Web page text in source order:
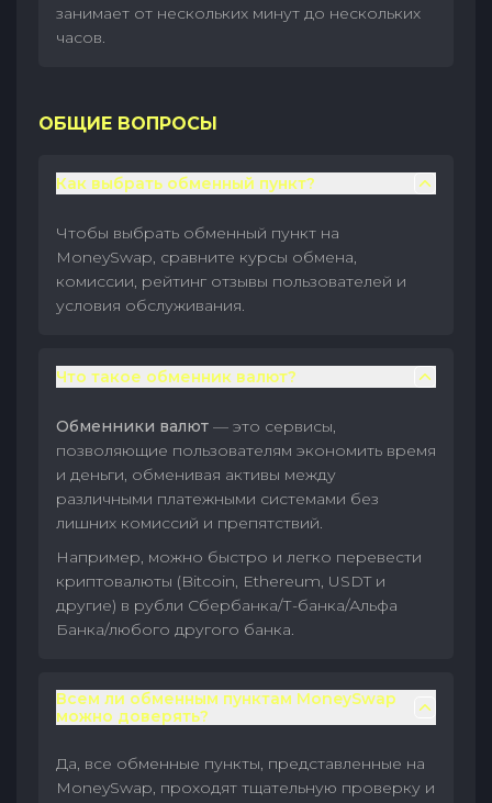
занимает от нескольких минут до нескольких
часов.
ОБЩИЕ ВОПРОСЫ
Как выбрать обменный пункт?
Чтобы выбрать обменный пункт на
MoneySwap, сравните курсы обмена,
комиссии, рейтинг отзывы пользователей и
условия обслуживания.
Что такое обменник валют?
Обменники валют — это сервисы,
позволяющие пользователям экономить время
и деньги, обменивая активы между
различными платежными системами без
лишних комиссий и препятствий.
Например, можно быстро и легко перевести
криптовалюты (Bitcoin, Ethereum, USDT и
другие) в рубли Сбербанка/Т-банка/Альфа
Банка/любого другого банка.
Всем ли обменным пунктам MoneySwap
можно доверять?
Да, все обменные пункты, представленные на
MoneySwap, проходят тщательную проверку и